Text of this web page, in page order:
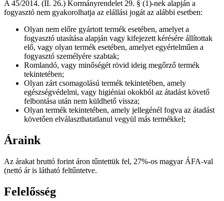
A 45/2014. (II. 26.) Kormányrendelet 29. § (1)-nek alapján a
fogyasztó nem gyakorolhatja az elállási jogát az alábbi esetben:
Olyan nem előre gyártott termék esetében, amelyet a
fogyasztó utasítása alapján vagy kifejezett kérésére állítottak
elő, vagy olyan termék esetében, amelyet egyértelműen a
fogyasztó személyére szabtak;
Romlandó, vagy minőségét rövid ideig megőrző termék
tekintetében;
Olyan zárt csomagolású termék tekintetében, amely
egészségvédelmi, vagy higiéniai okokból az átadást követő
felbontása után nem küldhető vissza;
Olyan termék tekintetében, amely jellegénél fogva az átadást
követően elválaszthatatlanul vegyül más termékkel;
Áraink
Az árakat bruttó forint áron tűntettük fel, 27%-os magyar ÁFA-val
(nettó ár is látható feltűntetve.
Felelősség